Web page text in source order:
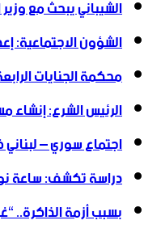
الشيباني يبحث مع وزير
الشؤون الاجتماعية:
محكمة الجنايات
الرئيس الشرع: إنشاء
اجتماع سوري – لبناني
دراسة تكشف: ساعة
بسبب أزمة الذاكرة..